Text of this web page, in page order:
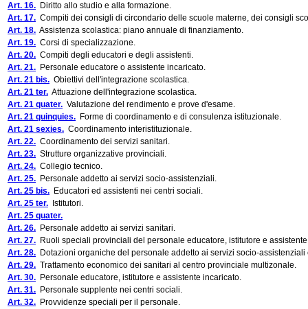
Art. 16. Diritto allo studio e alla formazione.
Art. 17. Compiti dei consigli di circondario delle scuole materne, dei consigli
Art. 18. Assistenza scolastica: piano annuale di finanziamento.
Art. 19. Corsi di specializzazione.
Art. 20. Compiti degli educatori e degli assistenti.
Art. 21. Personale educatore o assistente incaricato.
Art. 21 bis. Obiettivi dell'integrazione scolastica.
Art. 21 ter. Attuazione dell'integrazione scolastica.
Art. 21 quater. Valutazione del rendimento e prove d'esame.
Art. 21 quinquies. Forme di coordinamento e di consulenza istituzionale.
Art. 21 sexies. Coordinamento interistituzionale.
Art. 22. Coordinamento dei servizi sanitari.
Art. 23. Strutture organizzative provinciali.
Art. 24. Collegio tecnico.
Art. 25. Personale addetto ai servizi socio-assistenziali.
Art. 25 bis. Educatori ed assistenti nei centri sociali.
Art. 25 ter. Istitutori.
Art. 25 quater.
Art. 26. Personale addetto ai servizi sanitari.
Art. 27. Ruoli speciali provinciali del personale educatore, istitutore e
Art. 28. Dotazioni organiche del personale addetto ai servizi socio-assistenziali
Art. 29. Trattamento economico dei sanitari al centro provinciale multizonale.
Art. 30. Personale educatore, istitutore e assistente incaricato.
Art. 31. Personale supplente nei centri sociali.
Art. 32. Provvidenze speciali per il personale.